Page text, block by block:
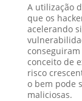
A utilização
que os
acelerando
conceito de
risco
o bem pode
maliciosas.